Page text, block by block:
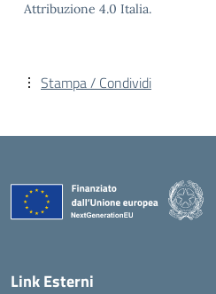
Attribuzione 4.0 Italia.
Stampa / Condividi
Link Esterni